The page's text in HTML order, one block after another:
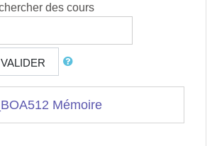
des cours
VALIDER
Mémoire